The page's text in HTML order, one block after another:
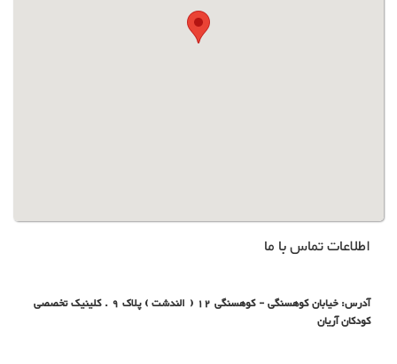
اطلاعات تماس با ما
آدرس: خیابان کوهسنگی - کوهسنگی 12 ( الندشت ) پلاک 9 . کلینیک تخصصی
کودکان آریان